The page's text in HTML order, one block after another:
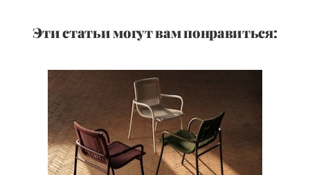
Эти статьи могут вам понравиться: